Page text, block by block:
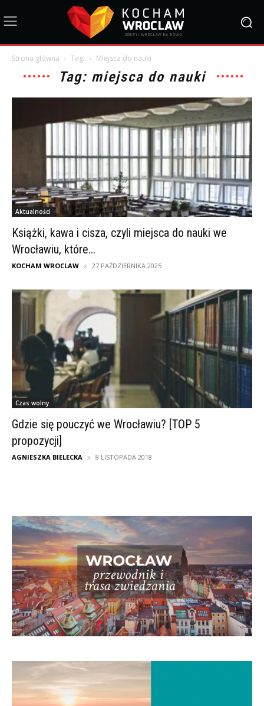
Strona główna Tagi Miejsca do nauki
Tag: miejsca do nauki
Aktualności
Książki, kawa i cisza, czyli miejsca do nauki we
Wrocławiu, które...
KOCHAM WROCLAW 27 PAŹDZIERNIKA 2025
Czas wolny
Gdzie się pouczyć we Wrocławiu? [TOP 5
propozycji]
AGNIESZKA BIELECKA 8 LISTOPADA 2018